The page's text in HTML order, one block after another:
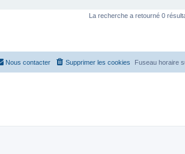
La recherche a retourné 0
Fuseau horaire
Supprimer les cookies
Nous contacter